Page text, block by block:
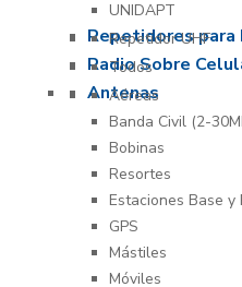
UNIDAPT
Repetidores para
Repetidor UHF
Radio Sobre
Todos
Antenas
Aéreas
Banda Civil (2-
Bobinas
Resortes
Estaciones Base y
GPS
Mástiles
Móviles